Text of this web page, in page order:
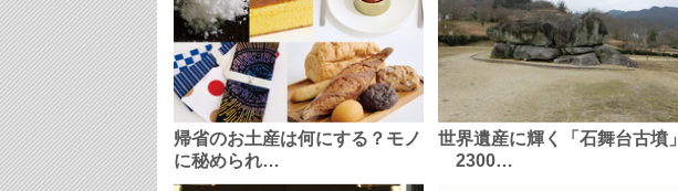
帰省のお土産は何にする？モノ
に秘められ…
世界遺産に輝く「石舞台古墳」
2300…